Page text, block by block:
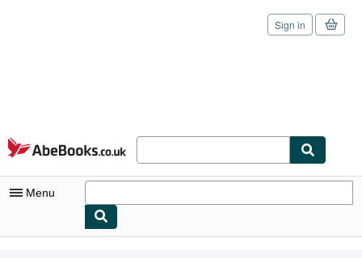
Skip to main content
AbeBooks.co.uk
Sign in
Menu